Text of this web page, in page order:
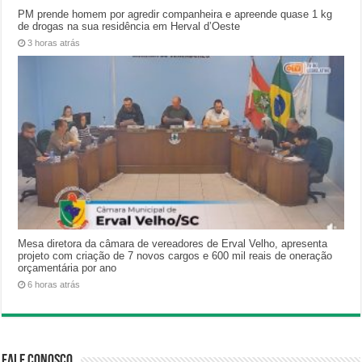
PM prende homem por agredir companheira e apreende quase 1 kg
de drogas na sua residência em Herval d’Oeste
3 horas atrás
Mesa diretora da câmara de vereadores de Erval Velho, apresenta
projeto com criação de 7 novos cargos e 600 mil reais de oneração
orçamentária por ano
6 horas atrás